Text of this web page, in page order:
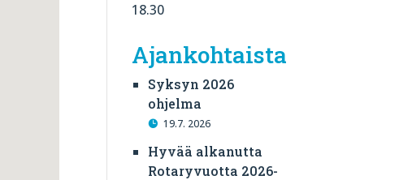
18.30
Ajankohtaista
Syksyn 2026
ohjelma
19.7. 2026
Hyvää alkanutta
Rotaryvuotta 2026-